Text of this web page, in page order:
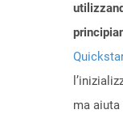
ma aiuta